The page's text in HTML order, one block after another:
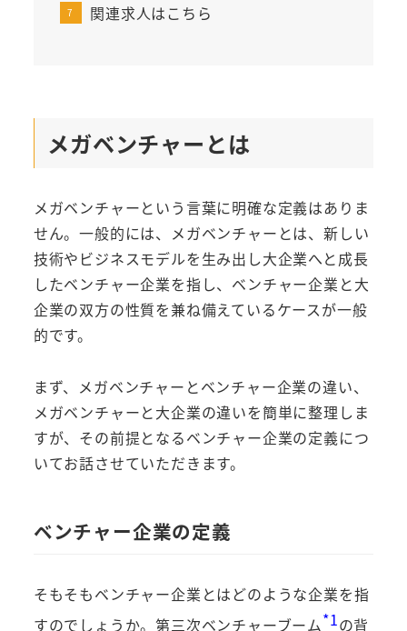
関連求人はこちら
メガベンチャーとは
メガベンチャーという言葉に明確な定義はありま
せん。一般的には、メガベンチャーとは、新しい
技術やビジネスモデルを生み出し大企業へと成長
したベンチャー企業を指し、ベンチャー企業と大
企業の双方の性質を兼ね備えているケースが一般
的です。
まず、メガベンチャーとベンチャー企業の違い、
メガベンチャーと大企業の違いを簡単に整理しま
すが、その前提となるベンチャー企業の定義につ
いてお話させていただきます。
ベンチャー企業の定義
そもそもベンチャー企業とはどのような企業を指
すのでしょうか。第三次ベンチャーブーム*1の背